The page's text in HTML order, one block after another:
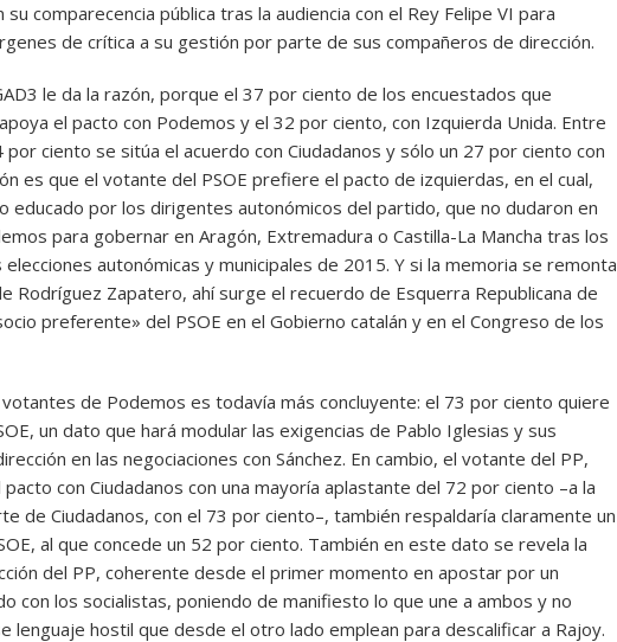
su comparecencia pública tras la audiencia con el Rey Felipe VI para
de crítica a su gestión por parte de sus compañeros de dirección.
le da la razón, porque el 37 por ciento de los encuestados que
el pacto con Podemos y el 32 por ciento, con Izquierda Unida. Entre
por ciento se sitúa el acuerdo con Ciudadanos y sólo un 27 por ciento con
es que el votante del PSOE prefiere el pacto de izquierdas, en el cual,
educado por los dirigentes autonómicos del partido, que no dudaron en
para gobernar en Aragón, Extremadura o Castilla-La Mancha tras los
autonómicas y municipales de 2015. Y si la memoria se remonta
Rodríguez Zapatero, ahí surge el recuerdo de Esquerra Republicana de
preferente» del PSOE en el Gobierno catalán y en el Congreso de los
de Podemos es todavía más concluyente: el 73 por ciento quiere
un dato que hará modular las exigencias de Pablo Iglesias y sus
en las negociaciones con Sánchez. En cambio, el votante del PP,
con Ciudadanos con una mayoría aplastante del 72 por ciento –a la
de Ciudadanos, con el 73 por ciento–, también respaldaría claramente un
al que concede un 52 por ciento. También en este dato se revela la
del PP, coherente desde el primer momento en apostar por un
con los socialistas, poniendo de manifiesto lo que une a ambos y no
lenguaje hostil que desde el otro lado emplean para descalificar a Rajoy.